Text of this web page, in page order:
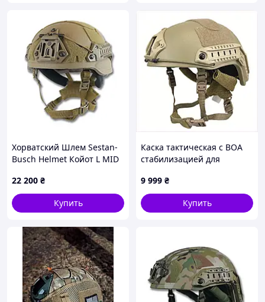
Хорватский Шлем Sestan-
Busch Helmet Койот L MID
22 200 ₴
Купить
Каска тактическая с BOA
стабилизацией для
9 999 ₴
Купить